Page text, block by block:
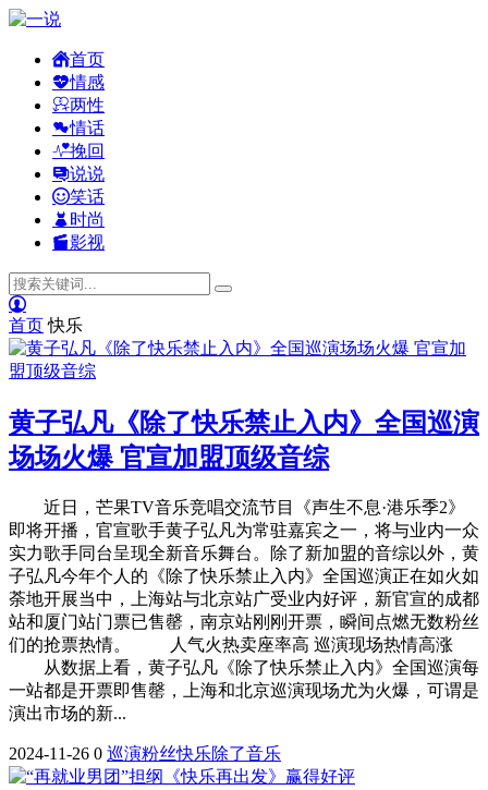
首页
情感
两性
情话
挽回
说说
笑话
时尚
影视
首页 快乐
黄子弘凡《除了快乐禁止入内》全国巡演
场场火爆 官宣加盟顶级音综
近日，芒果TV音乐竞唱交流节目《声生不息·港乐季2》
即将开播，官宣歌手黄子弘凡为常驻嘉宾之一，将与业内一众
实力歌手同台呈现全新音乐舞台。除了新加盟的音综以外，黄
子弘凡今年个人的《除了快乐禁止入内》全国巡演正在如火如
荼地开展当中，上海站与北京站广受业内好评，新官宣的成都
站和厦门站门票已售罄，南京站刚刚开票，瞬间点燃无数粉丝
们的抢票热情。 人气火热卖座率高 巡演现场热情高涨
从数据上看，黄子弘凡《除了快乐禁止入内》全国巡演每
一站都是开票即售罄，上海和北京巡演现场尤为火爆，可谓是
演出市场的新...
2024-11-26 0 巡演粉丝快乐除了音乐